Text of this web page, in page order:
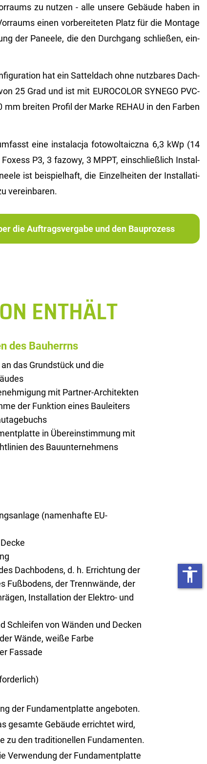
zu nut­zen - alle un­se­re Ge­bäu­de haben in
einen vor­be­rei­te­ten Platz für die Mon­ta­ge
der Pa­nee­le, die den Durch­gang schlie­ßen, ein­
hat ein Sat­tel­dach ohne nutz­ba­res Dach­
25 Grad und ist mit EU­RO­CO­LOR SYN­EGO PVC-
brei­ten Pro­fil der Marke REHAU in den Far­ben
eine instalac­ja fo­to­wol­taicz­na 6,3 kWp (14
P3, 3 fa­zowy, 3 MPPT, ein­schlie­ß­lich In­stal­
ist bei­spiel­haft, die Ein­zel­hei­ten der In­stal­la­ti­
ver­ein­ba­ren.
die Auftragsvergabe und den Bauprozess
ENTHÄLT
des Bauherrns
das Grundstück und die
mit Partner-Architekten
der Funktion eines Bauleiters
in Übereinstimmung mit
des Bauunternehmens
(namenhafte EU-
Dachbodens, d. h. Errichtung der
Fußbodens, der Trennwände, der
Installation der Elektro- und
Schleifen von Wänden und Decken
Wände, weiße Farbe
Fassade
der Fun­da­ment­plat­te an­ge­bo­ten.
ge­sam­te Ge­bäu­de er­rich­tet wird,
zu den tra­di­tio­nel­len Fun­da­men­ten.
Ver­wen­dung der Fun­da­ment­plat­te
accessibility